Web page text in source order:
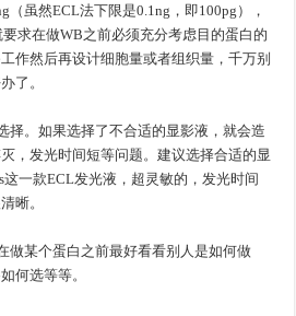
（虽然ECL法下限是0.1ng，即100pg），
求在做WB之前必须充分考虑目的蛋白的
作然后再设计细胞量或者组织量，千万别
了。
。如果选择了不合适的显影液，就会造
，发光时间短等问题。建议选择合适的显
一款ECL发光液，超灵敏的，发光时间
晰。
某个蛋白之前最好看看别人是如何做
何选等等。